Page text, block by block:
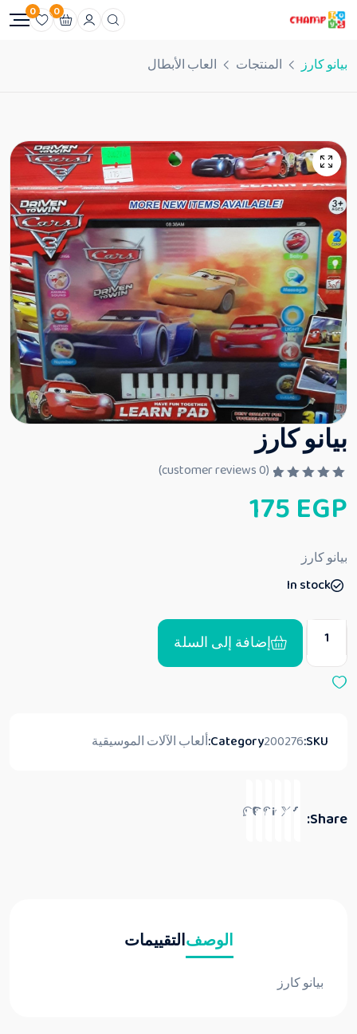
0
0
بيانو كارز المنتجات العاب الأبطال
بيانو كارز
م
ا
ي
م
ن
(
0
175EGP
بيانو كارز
In stock
إضافة إلى السلة
SKU:
200276
Category:ألعاب الآلات الموسيقية
Share:
الوصفالتقييمات
بيانو كارز